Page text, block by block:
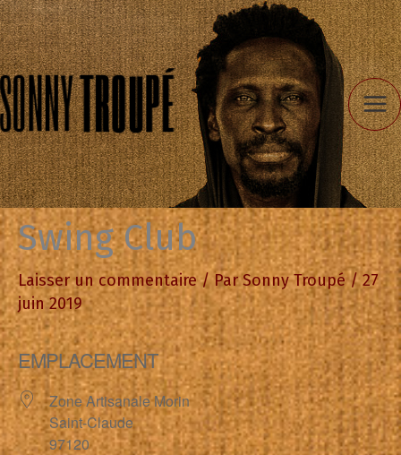
Aller
au
contenu
Swing Club
Laisser un commentaire / ParSonny Troupé/27
juin 2019
EMPLACEMENT
Zone Artisanale Morin
Saint-Claude
97120